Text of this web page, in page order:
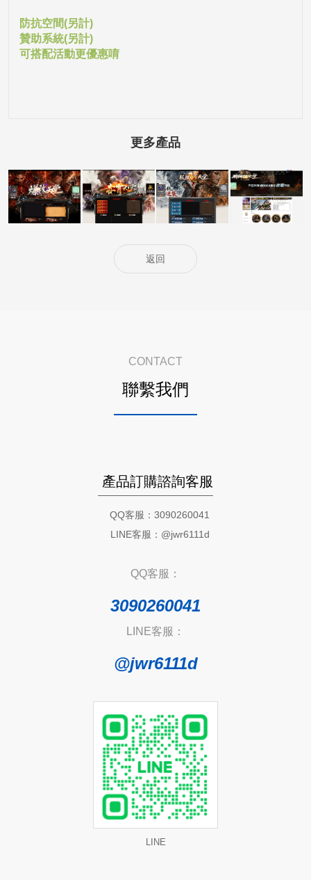
防抗空間(另計)
贊助系統(另計)
可搭配活動更優惠唷
更多產品
5000客戶展示案
例15
5000客戶展示案
例14
5000客戶展示案
例13
15000客戶展示
案例6
返回
CONTACT
聯繫我們
產品訂購諮詢客服
QQ客服：3090260041
LINE客服：@jwr6111d
QQ客服：
3090260041
LINE客服：
@jwr6111d
LINE